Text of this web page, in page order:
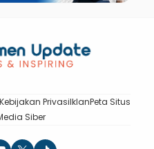
PrivasiIklanPeta Situs
Siber